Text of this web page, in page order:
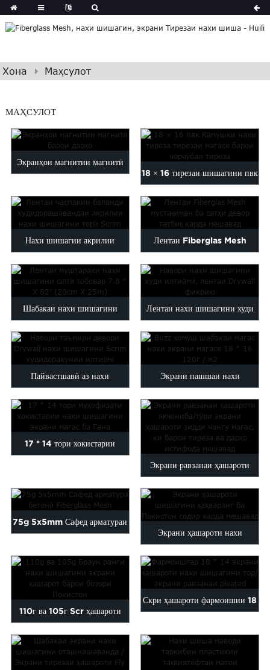
Хона Маҳсулот
МАҲСУЛОТ
Экранҳои магнитии магнитӣ
18 × 16 тирезаи шишагини пвк
бо шишаи флешдор ...
Нахи шишагии акрилии
часпакии баланд
Лентаи Fiberglas Mesh
мустақиман ба Wa...
Шабакаи нахи шишагини
тобовар ба сілтӣ ...
Лентаи нахи шишагини худи
илтиёмӣ, Mesh Drywall ...
Пайвастшавӣ аз нахи
шишагини гипсокартони худи
илтиёмӣ...
Экрани пашшаи нахи
шишагини торҳои магас 18*...
17 * 14 тори хокистарии
шишагӣ ...
Экрани равзанаи ҳашароти
рӯъёи яктарафа / магас...
75g 5x5mm Сафед арматураи
Экрани ҳашароти нахи
шишагини қаҳваранг содир
карда мешавад ...
110г ва 105г Scr ҳашароти
нахи шишагини қаҳваранг...
Скри ҳашароти фармоишии 18